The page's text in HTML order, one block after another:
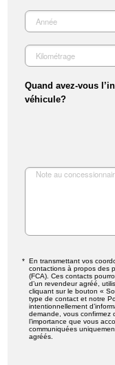
Quand avez-vous
véhicule?
En transmettant vos
contactions à propos des
(FCA). Ces contacts
d’un revendeur agréé,
cliquant sur le bouton «
type de contact et notre
intentionnellement
demande, vous confirmez
l’importance que vous
communiquées
agréés.